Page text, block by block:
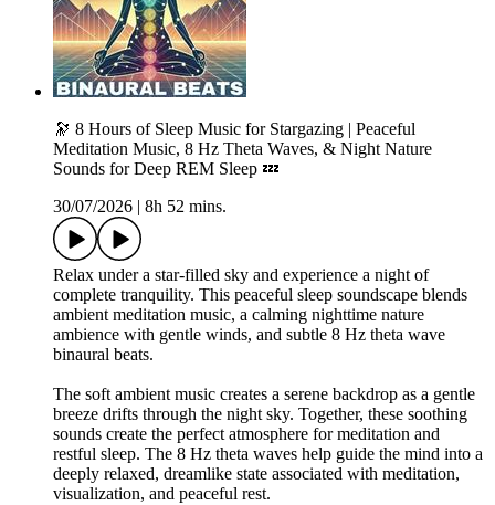
🔭 8 Hours of Sleep Music for Stargazing | Peaceful
Meditation Music, 8 Hz Theta Waves, & Night Nature
Sounds for Deep REM Sleep 💤
30/07/2026
8h 52 mins.
Relax under a star-filled sky and experience a night of
complete tranquility. This peaceful sleep soundscape blends
ambient meditation music, a calming nighttime nature
ambience with gentle winds, and subtle 8 Hz theta wave
binaural beats.
The soft ambient music creates a serene backdrop as a gentle
breeze drifts through the night sky. Together, these soothing
sounds create the perfect atmosphere for meditation and
restful sleep. The 8 Hz theta waves help guide the mind into a
deeply relaxed, dreamlike state associated with meditation,
visualization, and peaceful rest.